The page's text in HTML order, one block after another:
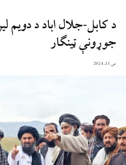
د کابل-جلال اباد د دویم
جوړونې ټینګار
می 11, 2024